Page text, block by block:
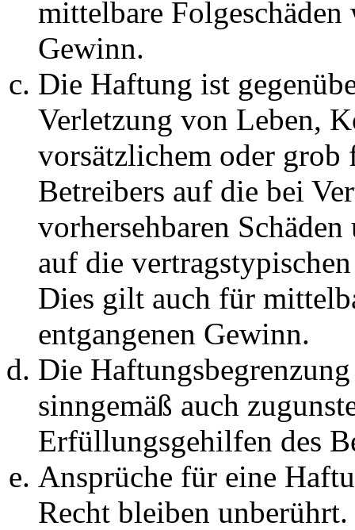
mittelbare Folgeschäden
Gewinn.
Die Haftung ist
Verletzung von Leben,
vorsätzlichem oder grob
Betreibers auf die bei
vorhersehbaren
auf die
Dies gilt auch für
entgangenen Gewinn.
Die
sinngemäß auch
Erfüllungsgehilfen des
Ansprüche für eine
Recht bleiben unberührt.